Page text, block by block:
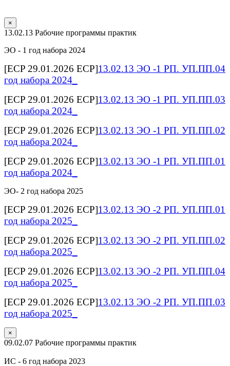
×
13.02.13 Рабочие программы практик
ЭО - 1 год набора 2024
[ECP 29.01.2026 ECP]13.02.13 ЭО -1 РП. УП.ПП.04
год набора 2024_
[ECP 29.01.2026 ECP]13.02.13 ЭО -1 РП. УП.ПП.03
год набора 2024_
[ECP 29.01.2026 ECP]13.02.13 ЭО -1 РП. УП.ПП.02
год набора 2024_
[ECP 29.01.2026 ECP]13.02.13 ЭО -1 РП. УП.ПП.01
год набора 2024_
ЭО- 2 год набора 2025
[ECP 29.01.2026 ECP]13.02.13 ЭО -2 РП. УП.ПП.01
год набора 2025_
[ECP 29.01.2026 ECP]13.02.13 ЭО -2 РП. УП.ПП.02
год набора 2025_
[ECP 29.01.2026 ECP]13.02.13 ЭО -2 РП. УП.ПП.04
год набора 2025_
[ECP 29.01.2026 ECP]13.02.13 ЭО -2 РП. УП.ПП.03
год набора 2025_
×
09.02.07 Рабочие программы практик
ИС - 6 год набора 2023